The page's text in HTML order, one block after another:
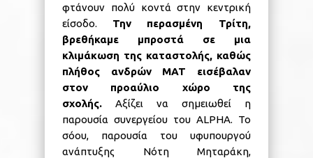
φτάνουν πολύ κοντά στην κεντρική
είσοδο. Την περασμένη Τρίτη,
βρεθήκαμε μπροστά σε μια
κλιμάκωση της καταστολής, καθώς
πλήθος ανδρών ΜΑΤ εισέβαλαν
στον προαύλιο χώρο της
σχολής. Αξίζει να σημειωθεί η
παρουσία συνεργείου του ALPHA. Το
σόου, παρουσία του υφυπουργού
ανάπτυξης Νότη Μηταράκη,